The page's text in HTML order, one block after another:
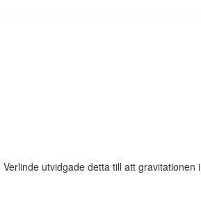
utvidgade detta till att gravitationen i